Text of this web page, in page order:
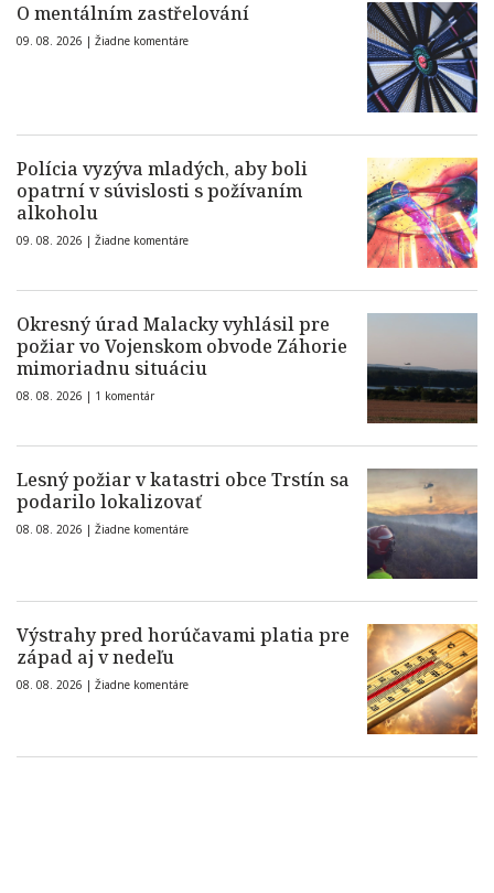
O mentálním zastřelování
09. 08. 2026 | Žiadne komentáre
Polícia vyzýva mladých, aby boli
opatrní v súvislosti s požívaním
alkoholu
09. 08. 2026 | Žiadne komentáre
Okresný úrad Malacky vyhlásil pre
požiar vo Vojenskom obvode Záhorie
mimoriadnu situáciu
08. 08. 2026 | 1 komentár
Lesný požiar v katastri obce Trstín sa
podarilo lokalizovať
08. 08. 2026 | Žiadne komentáre
Výstrahy pred horúčavami platia pre
západ aj v nedeľu
08. 08. 2026 | Žiadne komentáre